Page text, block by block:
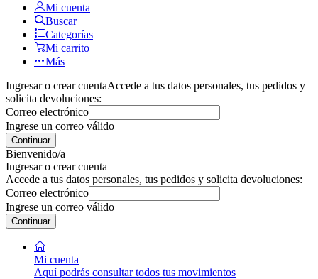
Mi cuenta
Buscar
Categorías
Mi carrito
Más
Ingresar o crear cuentaAccede a tus datos personales, tus pedidos y
solicita devoluciones:
Correo electrónico
Ingrese un correo válido
Continuar
Bienvenido/a
Ingresar o crear cuenta
Accede a tus datos personales, tus pedidos y solicita devoluciones:
Correo electrónico
Ingrese un correo válido
Continuar
Mi cuenta
Aquí podrás consultar todos tus movimientos